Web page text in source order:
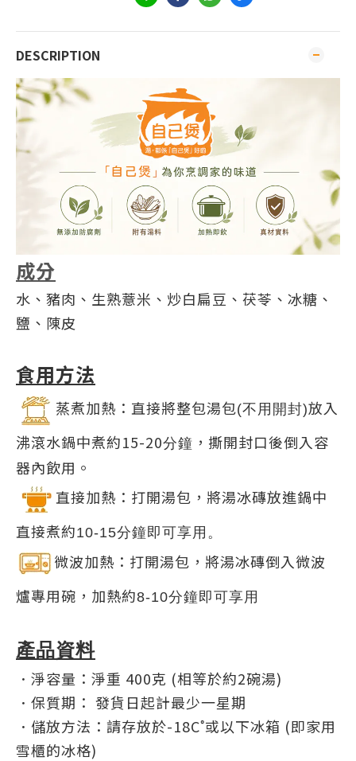
DESCRIPTION
成分
水、豬肉、生熟薏米、炒白扁豆、茯苓、冰糖、
鹽、陳皮
食用方法
蒸煮加熱：直接將整包湯包(不用開封)放入
沸滾水鍋中煮約15-20分鐘 ，撕開封口後倒入容
器內飲用。
直接加熱：打開湯包，將湯冰磚放進鍋中
直接煮約10-15分鐘即可享用。
微波加熱：打開湯包，將湯冰磚倒入微波
爐專用碗，加熱約8-10分鐘即可享用
產品資料
．淨容量：淨重 400克 (相等於約2碗湯)
． 保質期： 發貨日起計最少一星期
． 儲放方法：請存放於-18C˚或以下冰箱 (即家用
雪櫃的冰格)